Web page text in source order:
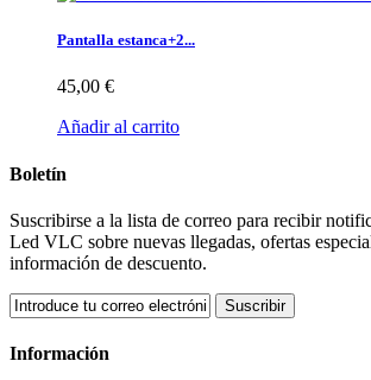
Pantalla estanca+2...
45,00 €
Añadir al carrito
Boletín
Suscribirse a la lista de correo para recibir
Led VLC sobre nuevas llegadas, ofertas
información de descuento.
Suscribir
Información